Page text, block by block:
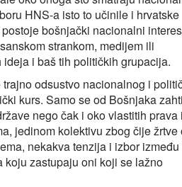
HNS-a isto to učinile i hrvatske
bošnjački nacionalni
strankom, medijem ili
i baš tih političkih grupacija.
odsustvo nacionalnog i
kurs. Samo se od Bošnjaka
nego čak i oko vlastitih prava i
jedinom kolektivu zbog čije žrtve
nekakva tenzija i izbor
koju zastupaju oni koji se lažno